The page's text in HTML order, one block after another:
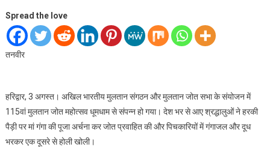
Spread the love
तनवीर
हरिद्वार, 3 अगस्त। अखिल भारतीय मुलतान संगठन और मुलतान जोत सभा के संयोजन में
115वां मुलतान जोत महोत्सव धूमधाम से संपन्न हो गया। देश भर से आए श्रद्धालुओं ने हरकी
पैड़ी पर मां गंगा की पूजा अर्चना कर जोत प्रवाहित की और पिचकारियों में गंगाजल और दूध
भरकर एक दूसरे से होली खोली।